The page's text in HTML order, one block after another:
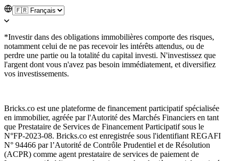
*Investir dans des obligations immobilières comporte des risques,
notamment celui de ne pas recevoir les intérêts attendus, ou de
perdre une partie ou la totalité du capital investi. N'investissez que
l'argent dont vous n'avez pas besoin immédiatement, et diversifiez
vos investissements.
Bricks.co est une plateforme de financement participatif spécialisée
en immobilier, agréée par l'Autorité des Marchés Financiers en tant
que Prestataire de Services de Financement Participatif sous le
N°FP-2023-08. Bricks.co est enregistrée sous l'identifiant REGAFI
N° 94466 par l’Autorité de Contrôle Prudentiel et de Résolution
(ACPR) comme agent prestataire de services de paiement de